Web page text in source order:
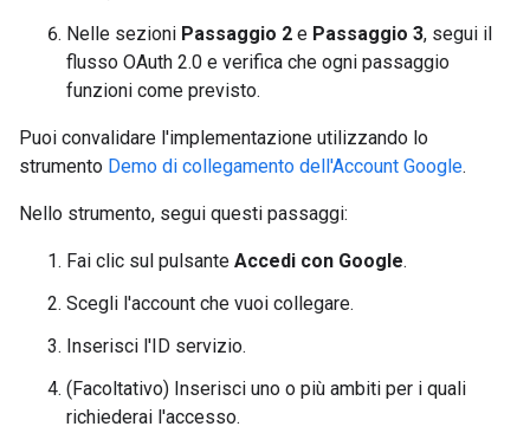
Nelle sezioni Passaggio 2 e Passaggio 3, segui il
flusso OAuth 2.0 e verifica che ogni passaggio
funzioni come previsto.
Puoi convalidare l'implementazione utilizzando lo
strumento Demo di collegamento dell'Account Google.
Nello strumento, segui questi passaggi:
Fai clic sul pulsante Accedi con Google.
Scegli l'account che vuoi collegare.
Inserisci l'ID servizio.
(Facoltativo) Inserisci uno o più ambiti per i quali
richiederai l'accesso.